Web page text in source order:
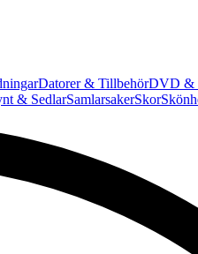
Datorer & TillbehörDVD &
& SedlarSamlarsakerSkor